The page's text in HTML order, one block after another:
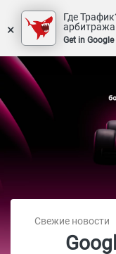
×
Где
арбитража
Get in
Свежие новости